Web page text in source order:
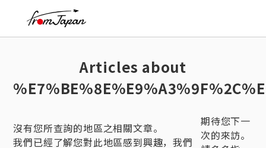
Articles about
沒有您所查詢的地區之相關文章。
我們已經了解您對此地區感到興趣，我們
期待您下一
次的來訪。